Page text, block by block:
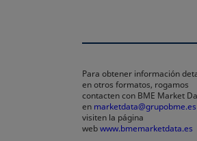
Para obtener información
en otros formatos, rogamos
contacten con BME Market
en marketdata@grupobme.es
visiten la página
webwww.bmemarketdata.es